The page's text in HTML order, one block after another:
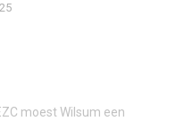
moest Wilsum een